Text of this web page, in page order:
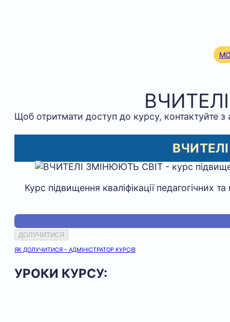
Щоб отритмати доступ до курсу, контактуйте з
Курс підвищення кваліфікації педагогічних
ДОЛУЧИТИСЯ
ЯК ДОЛУЧИТИСЯ – АДМІНІСТРАТОР КУРСІВ
УРОКИ КУРСУ: